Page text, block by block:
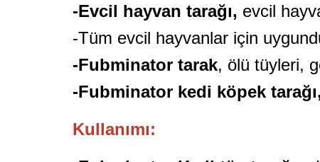
-Evcil hayvan tarağı, evcil
-Tüm evcil hayvanlar için
-Fubminator tarak, ölü tüyleri,
-Fubminator kedi köpek tarağı,
Kullanımı: